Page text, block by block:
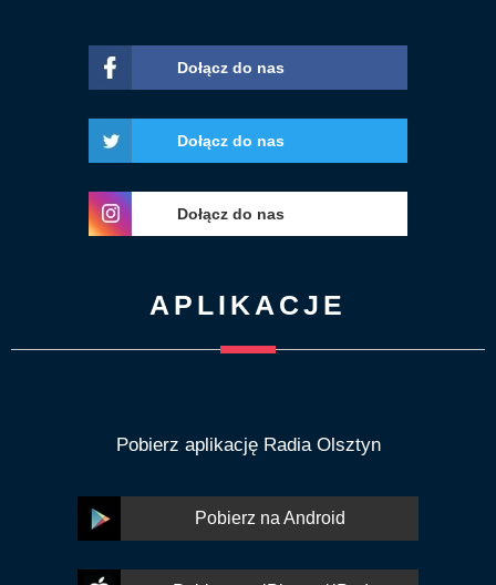
Dołącz do nas
Dołącz do nas
Dołącz do nas
APLIKACJE
Pobierz aplikację Radia Olsztyn
Pobierz na Android